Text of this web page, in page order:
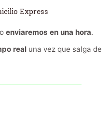
Express
enviaremos en una hora.
real una vez que salga de